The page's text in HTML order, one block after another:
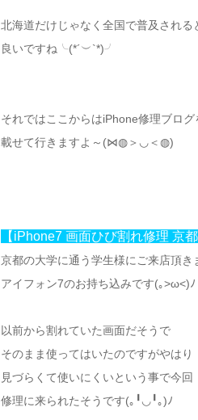
北海道だけじゃなく全国で普及される
良いですね╰(*´︶`*)╯
それではここからはiPhone修理ブログ
載せて行きますよ～(⋈◍＞◡＜◍)
【iPhone7 画面ひび割れ修理 京
京都の大学に通う学生様にご来店頂き
アイフォン7のお持ち込みです(｡>ω<)ﾉ
以前から割れていた画面だそうで
そのまま使ってはいたのですがやはり
見づらくて使いにくいという事で今回
修理に来られたそうです(｡╹◡╹｡)ﾉ